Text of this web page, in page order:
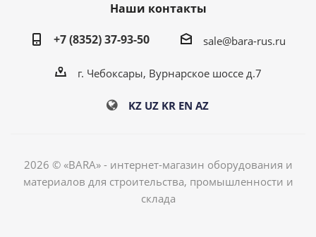
Наши контакты
+7 (8352) 37-93-50
sale@bara-rus.ru
г. Чебоксары, Вурнарское шоссе д.7
KZ UZ KR EN AZ
2026 © «BARA» - интернет-магазин оборудования и
материалов для строительства, промышленности и
склада